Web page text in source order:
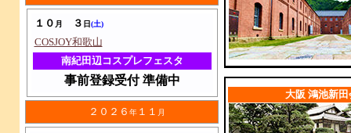
１０ 月 ３ 日(土)
COSJOY和歌山
南紀田辺コスプレフェスタ
事前登録受付 準備中
２０２６ 年 １１ 月
大阪 鴻池新田